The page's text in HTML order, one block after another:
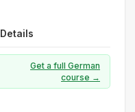
Details
Get a full German
course →